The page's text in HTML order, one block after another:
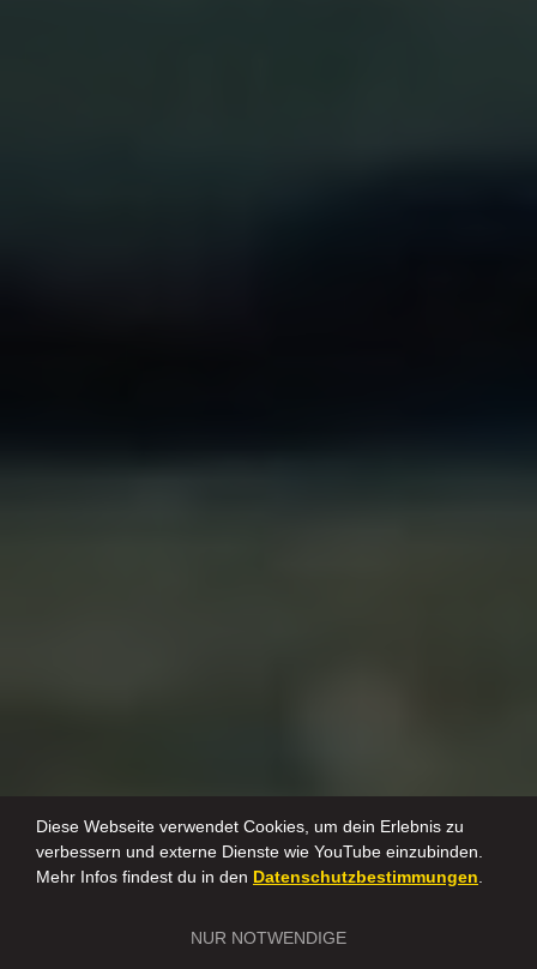
Diese Webseite verwendet Cookies, um dein Erlebnis zu
verbessern und externe Dienste wie YouTube einzubinden.
Mehr Infos findest du in den Datenschutzbestimmungen.
NUR NOTWENDIGE